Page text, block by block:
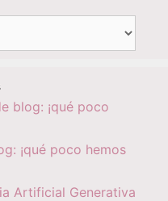
blog: ¡qué poco
¡qué poco hemos
Artificial Generativa